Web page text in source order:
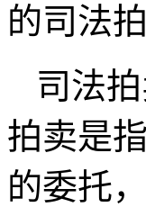
的司法
司法
拍卖是
的委托